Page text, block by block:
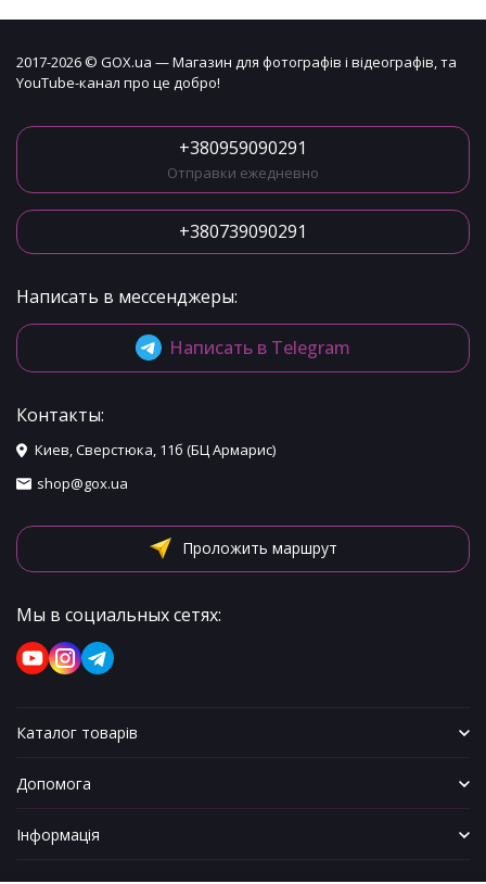
2017-2026 © GOX.ua — Магазин для фотографів і відеографів, та
YouTube-канал про це добро!
+380959090291
Отправки ежедневно
+380739090291
Написать в мессенджеры:
Написать в Telegram
Контакты:
Киев, Сверстюка, 11б (БЦ Армарис)
shop@gox.ua
Проложить маршрут
Мы в социальных сетях:
Каталог товарів
Допомога
Інформація